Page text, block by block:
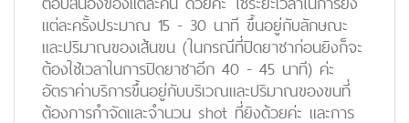
แต่ละครั้งประมาณ 15 - 30 นาที ขึ้นอยู่กับลักษณะ
และปริมาณของเส้นขน (ในกรณีที่ปิดยาชาก่อนยิงก็จะ
ต้องใช้เวลาในการปิดยาชาอีก 40 - 45 นาที) ค่ะ
อัตราค่าบริการขึ้นอยู่กับบริเวณและปริมาณของขนที่
ต้องการกำจัดและจำนวน shot ที่ยิงด้วยค่ะ และการ